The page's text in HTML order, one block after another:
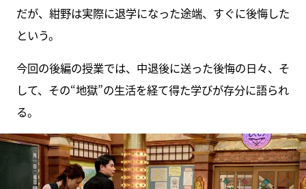
だが、紺野は実際に退学になった途端、すぐに後悔した
という。
今回の後編の授業では、中退後に送った後悔の日々、そ
して、その“地獄”の生活を経て得た学びが存分に語られ
る。